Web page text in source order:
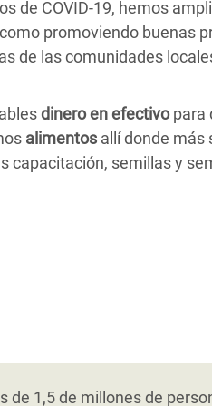
de COVID-19, hemos
promoviendo buenas
de las comunidades
dinero en efectivopara
alimentos allí donde más
capacitación, semillas y
ampliado nuestra
de desechos
de 2020 comenzamos a
en torno a la
soluciones más
reciclaje con el objetivo de
También creamos
a través de iniciativas
1,5 de millones de